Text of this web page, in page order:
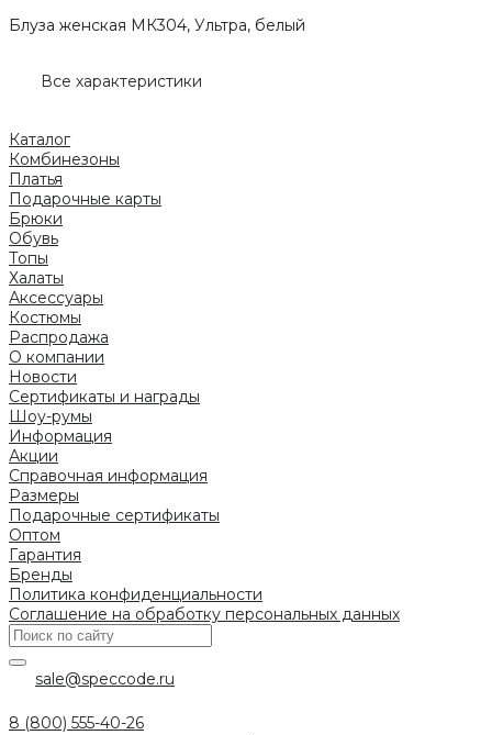
Блуза женская МК304, Ультра, белый
Все характеристики
Каталог
Комбинезоны
Платья
Подарочные карты
Брюки
Обувь
Топы
Халаты
Аксессуары
Костюмы
Распродажа
О компании
Новости
Сертификаты и награды
Шоу-румы
Информация
Акции
Справочная информация
Размеры
Подарочные сертификаты
Оптом
Гарантия
Бренды
Политика конфиденциальности
Соглашение на обработку персональных данных
sale@speccode.ru
8 (800) 555-40-26